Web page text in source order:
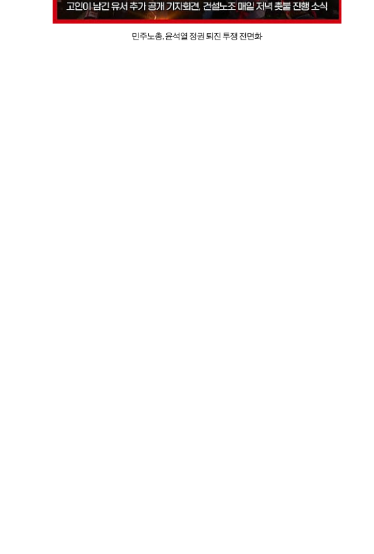
민주노총, 윤석열 정권 퇴진 투쟁 전면화